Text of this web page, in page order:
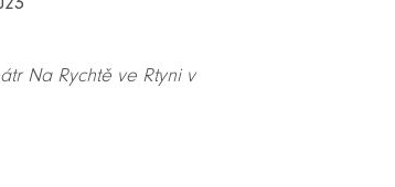
Na Rychtě ve Rtyni v